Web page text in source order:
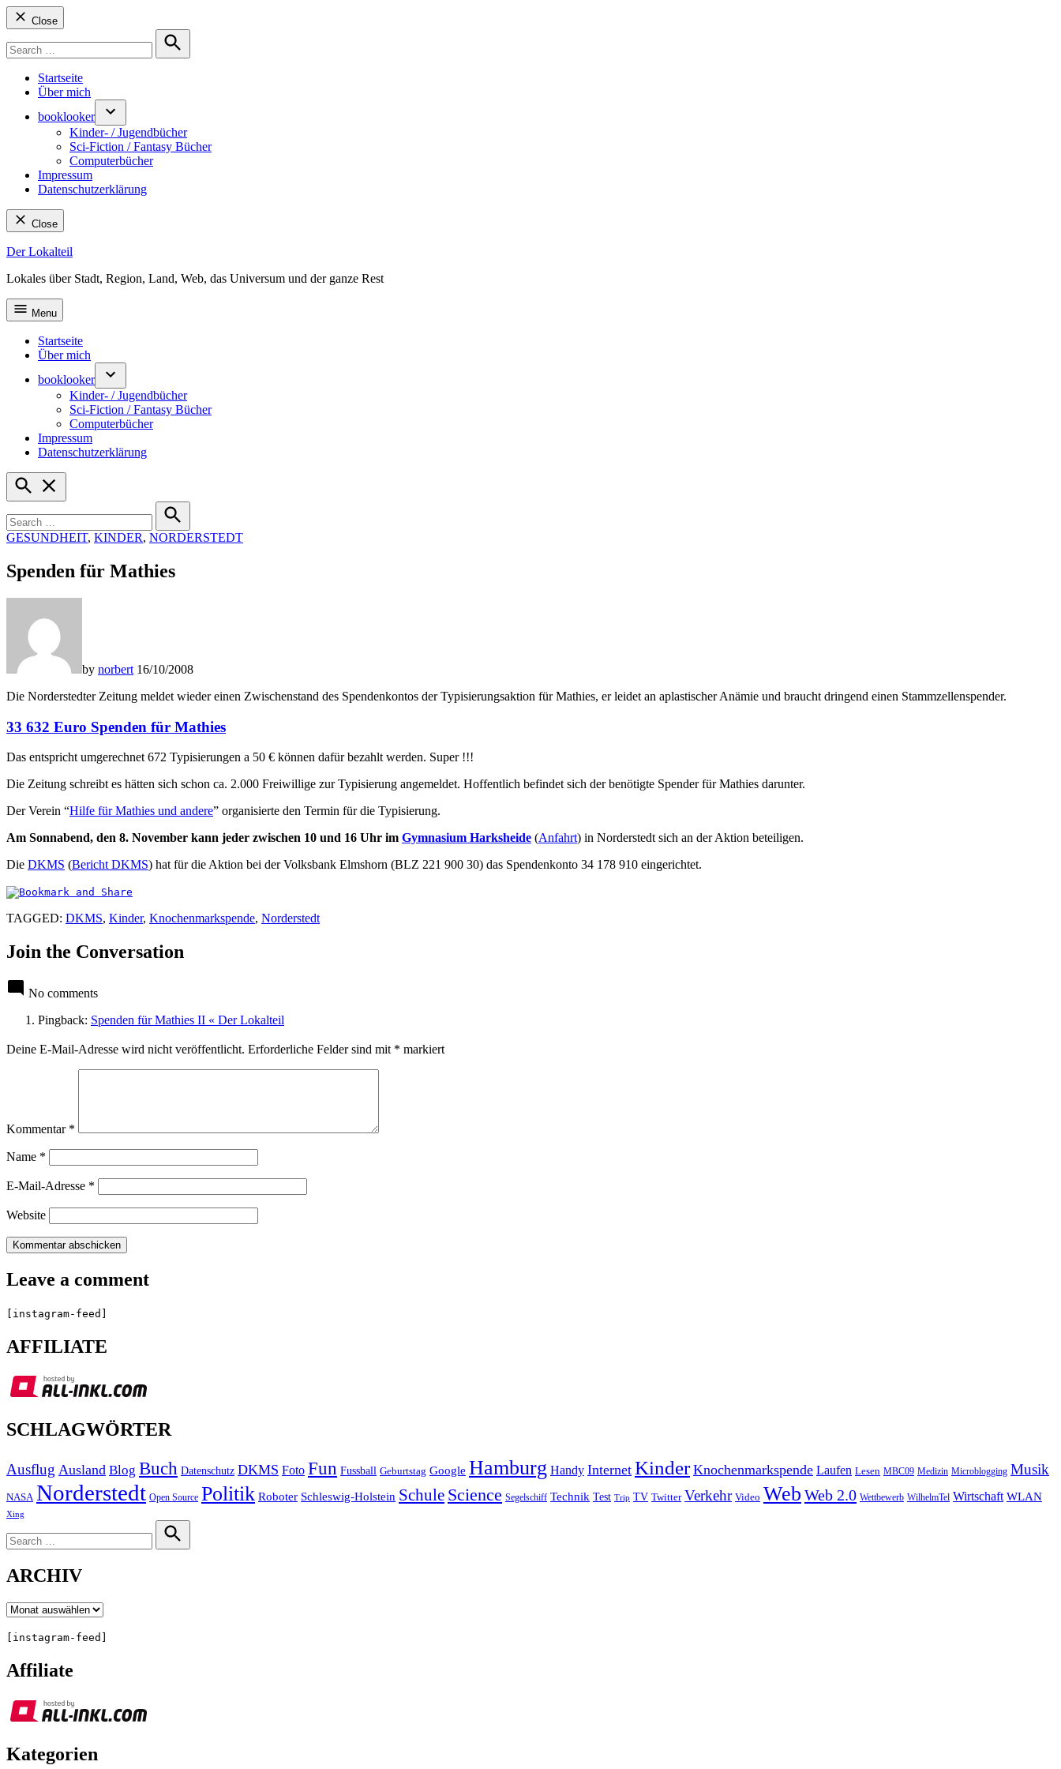
Close
for:
Search
Startseite
Über mich
booklooker
Kinder- / Jugendbücher
Sci-Fiction / Fantasy Bücher
Computerbücher
Impressum
Datenschutzerklärung
Close
Skip
content
Der Lokalteil
Lokales über Stadt, Region, Land, Web, das Universum und der ganze Rest
Menu
Startseite
Über mich
booklooker
Kinder- / Jugendbücher
Sci-Fiction / Fantasy Bücher
Computerbücher
Impressum
Datenschutzerklärung
Open
Search
for:
Search
POSTED
GESUNDHEIT, KINDER, NORDERSTEDT
Spenden für Mathies
by norbert 16/10/2008
Die Norderstedter Zeitung meldet wieder einen Zwischenstand des Spendenkontos der Typisierungsaktion für Mathies, er leidet an aplastischer Anämie und braucht dringend einen Stammzellenspender.
33 632 Euro Spenden für Mathies
Das entspricht umgerechnet 672 Typisierungen a 50 € können dafür bezahlt werden. Super !!!
Die Zeitung schreibt es hätten sich schon ca. 2.000 Freiwillige zur Typisierung angemeldet. Hoffentlich befindet sich der benötigte Spender für Mathies darunter.
Der Verein “Hilfe für Mathies und andere” organisierte den Termin für die Typisierung.
Am Sonnabend, den 8. November kann jeder zwischen 10 und 16 Uhr im Gymnasium Harksheide (Anfahrt) in Norderstedt sich an der Aktion beteiligen.
Die DKMS (Bericht DKMS) hat für die Aktion bei der Volksbank Elmshorn (BLZ 221 900 30) das Spendenkonto 34 178 910 eingerichtet.
TAGGED: DKMS, Kinder, Knochenmarkspende, Norderstedt
Join the Conversation
No comments
Pingback: Spenden für Mathies II « Der Lokalteil
Leave
Deine E-Mail-Adresse wird nicht veröffentlicht. Erforderliche Felder sind mit * markiert
Kommentar *
Name *
E-Mail-Adresse *
Website
Leave a comment
[instagram-feed]
AFFILIATE
SCHLAGWÖRTER
Ausflug Ausland Blog Buch Datenschutz DKMS Foto Fun Fussball Geburtstag Google Hamburg Handy Internet Kinder Knochenmarkspende Laufen Lesen MBC09 Medizin Microblogging Musik
NASA Norderstedt Open Source Politik Roboter Schleswig-Holstein Schule Science Segelschiff Technik Test Trip TV Twitter Verkehr Video Web Web 2.0 Wettbewerb WilhelmTel Wirtschaft WLAN
Xing
for:
Search
ARCHIV
Archiv
[instagram-feed]
Affiliate
Kategorien